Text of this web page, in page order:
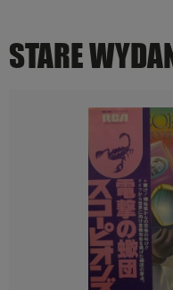
STARE